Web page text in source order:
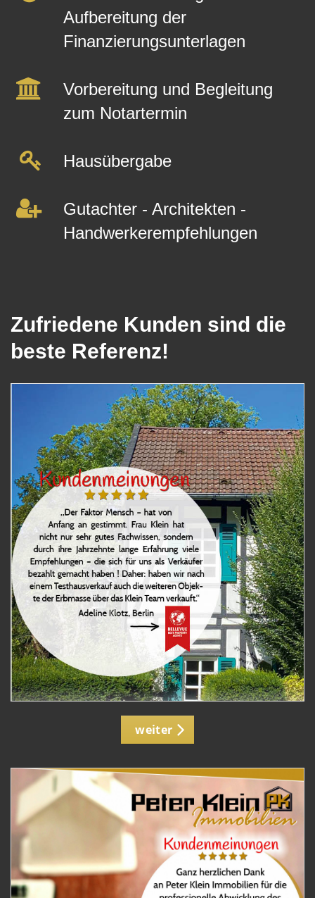
Aufbereitung der
Finanzierungsunterlagen
Vorbereitung und Begleitung
zum Notartermin
Hausübergabe
Gutachter - Architekten -
Handwerkerempfehlungen
Zufriedene Kunden sind die
beste Referenz!
weiter